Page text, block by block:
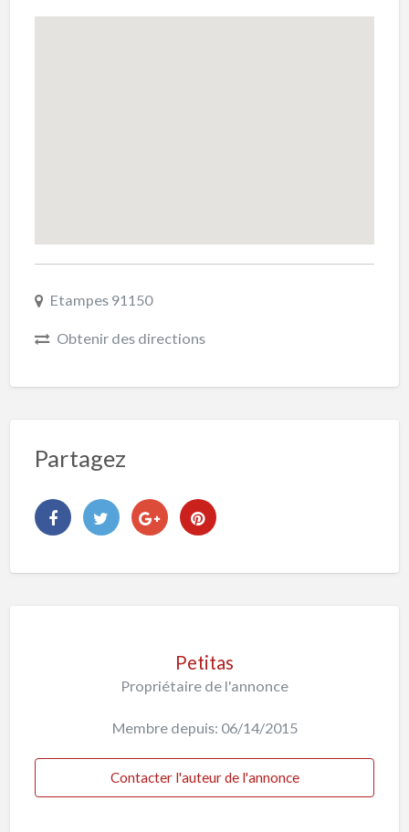
Etampes 91150
Obtenir des directions
Partagez
Petitas
Propriétaire de l'annonce
Membre depuis: 06/14/2015
Contacter l'auteur de l'annonce